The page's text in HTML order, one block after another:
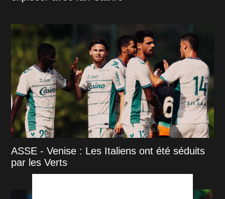
ASSE - Venise : Les Italiens ont été séduits
par les Verts